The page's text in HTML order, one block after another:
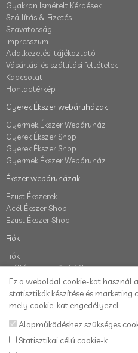
Gyakran Ismételt Kérdések
Szállítás & Fizetés
Szavatosság
Impresszum
Adatkezelési tájékoztató
Vásárlási és szállítási feltételek
Kapcsolat
Honlaptérkép
Gyerek Ékszer webáruházak
Gyermek Ékszer Webáruház
Gyerek Ékszer Shop
Gyerek Ékszer Shop
Gyermek Ékszer Webáruház
Ékszer webáruházak
Ezüst Ékszerek
Acél Ékszer Shop
Ezüst Ékszer Shop
Fiók
Fiók
Elállás a szerződéstől
Rendelés követés
Kívánságlista
Hírlevél
Karikafülbevaló webáruház
Ez a weboldal cookie-kat használ
statisztikák készítése és marketing
mely cookie-kat engedélyezel.
Alapműködéshez szükséges
Statisztikai célú cookie-k